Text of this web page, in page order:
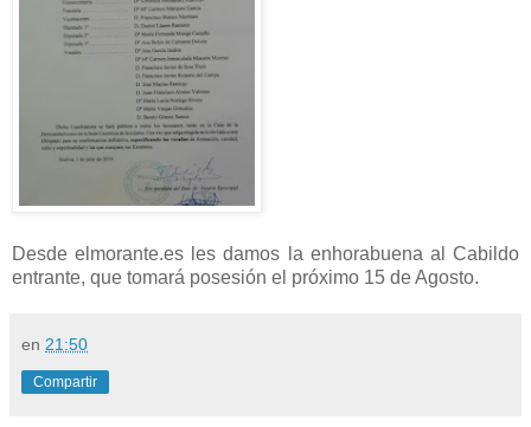
Desde elmorante.es les damos la enhorabuena al Cabildo
entrante, que tomará posesión el próximo 15 de Agosto.
en 21:50
Compartir